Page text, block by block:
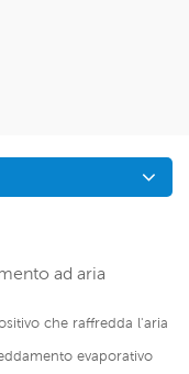
ad aria
che raffredda l'aria
evaporativo